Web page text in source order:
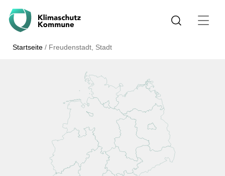
Startseite / Freudenstadt, Stadt